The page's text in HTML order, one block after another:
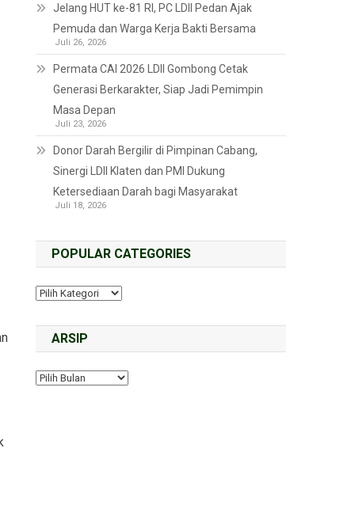
Jelang HUT ke-81 RI, PC LDII Pedan Ajak
Pemuda dan Warga Kerja Bakti Bersama
Juli 26, 2026
Permata CAI 2026 LDII Gombong Cetak
Generasi Berkarakter, Siap Jadi Pemimpin
Masa Depan
Juli 23, 2026
Donor Darah Bergilir di Pimpinan Cabang,
Sinergi LDII Klaten dan PMI Dukung
Ketersediaan Darah bagi Masyarakat
Juli 18, 2026
POPULAR CATEGORIES
ARSIP